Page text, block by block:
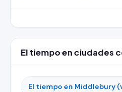
El tiempo en ciudades
El tiempo en Middlebury